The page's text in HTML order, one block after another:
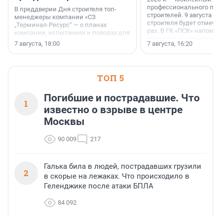
В преддверии Дня строителя топ-
менеджеры компании «СЗ
„Терминал-Ресурс“ — о планах
компании, испытаниях и поводах для
осторожного оптимизма.
7 августа, 18:00
профессионального
строителей. 9 августа
строителя будет
раз. В ГК «ПСК»
поменялась роль
7 августа, 16:20
ТОП 5
1
Погибшие и пострадавшие. Что
известно о взрыве в центре
Москвы
90 009 217
2
Галька била в людей, пострадавших грузили
в скорые на лежаках. Что происходило в
Геленджике после атаки БПЛА
84 092